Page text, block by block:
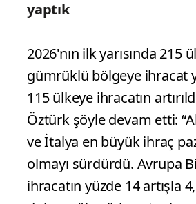
yaptık
2026'nın ilk yarısında 215
gümrüklü bölgeye ihracat
115 ülkeye ihracatın
Öztürk şöyle devam etti:
ve İtalya en büyük ihraç
olmayı sürdürdü. Avrupa
ihracatın yüzde 14 artışla